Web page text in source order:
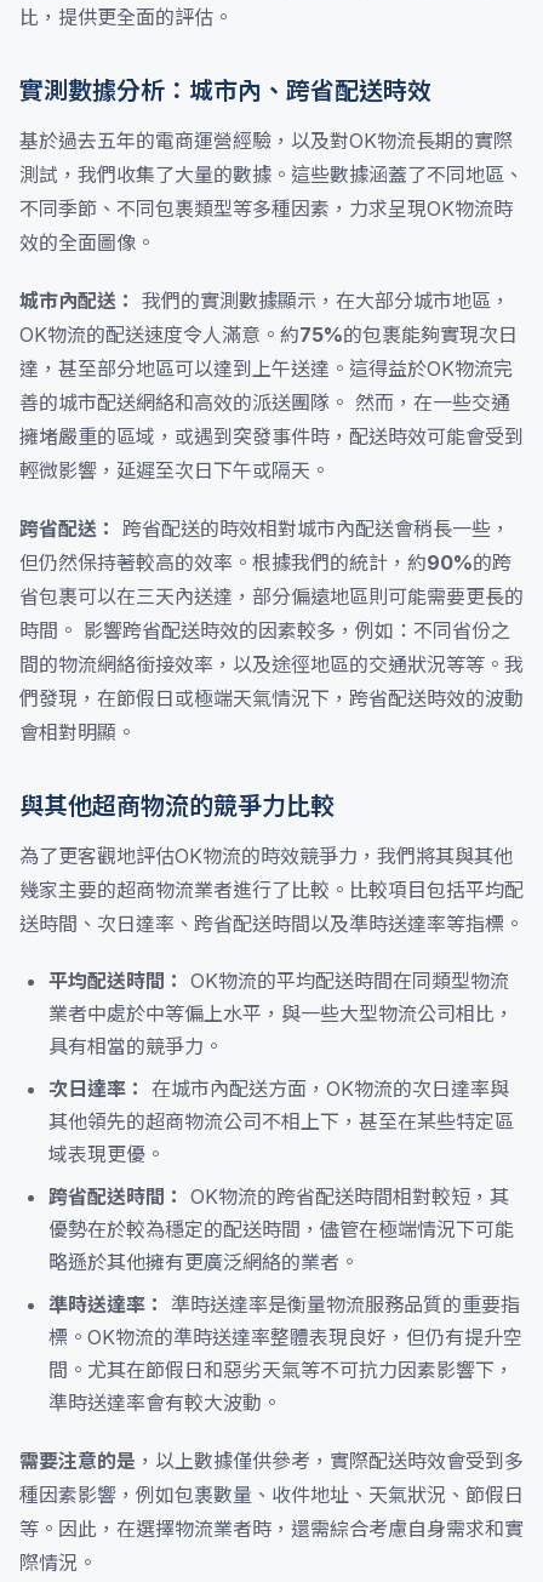
比，提供更全面的評估。
實測數據分析：城市內、跨省配送時效
基於過去五年的電商運營經驗，以及對OK物流長期的實際
測試，我們收集了大量的數據。這些數據涵蓋了不同地區、
不同季節、不同包裹類型等多種因素，力求呈現OK物流時
效的全面圖像。
城市內配送： 我們的實測數據顯示，在大部分城市地區，
OK物流的配送速度令人滿意。約75%的包裹能夠實現次日
達，甚至部分地區可以達到上午送達。這得益於OK物流完
善的城市配送網絡和高效的派送團隊。 然而，在一些交通
擁堵嚴重的區域，或遇到突發事件時，配送時效可能會受到
輕微影響，延遲至次日下午或隔天。
跨省配送： 跨省配送的時效相對城市內配送會稍長一些，
但仍然保持著較高的效率。根據我們的統計，約90%的跨
省包裹可以在三天內送達，部分偏遠地區則可能需要更長的
時間。 影響跨省配送時效的因素較多，例如：不同省份之
間的物流網絡銜接效率，以及途徑地區的交通狀況等等。我
們發現，在節假日或極端天氣情況下，跨省配送時效的波動
會相對明顯。
與其他超商物流的競爭力比較
為了更客觀地評估OK物流的時效競爭力，我們將其與其他
幾家主要的超商物流業者進行了比較。比較項目包括平均配
送時間、次日達率、跨省配送時間以及準時送達率等指標。
平均配送時間： OK物流的平均配送時間在同類型物流
業者中處於中等偏上水平，與一些大型物流公司相比，
具有相當的競爭力。
次日達率： 在城市內配送方面，OK物流的次日達率與
其他領先的超商物流公司不相上下，甚至在某些特定區
域表現更優。
跨省配送時間： OK物流的跨省配送時間相對較短，其
優勢在於較為穩定的配送時間，儘管在極端情況下可能
略遜於其他擁有更廣泛網絡的業者。
準時送達率： 準時送達率是衡量物流服務品質的重要指
標。OK物流的準時送達率整體表現良好，但仍有提升空
間。尤其在節假日和惡劣天氣等不可抗力因素影響下，
準時送達率會有較大波動。
需要注意的是 ，以上數據僅供參考，實際配送時效會受到多
種因素影響，例如包裹數量、收件地址、天氣狀況、節假日
等。因此，在選擇物流業者時，還需綜合考慮自身需求和實
際情況。